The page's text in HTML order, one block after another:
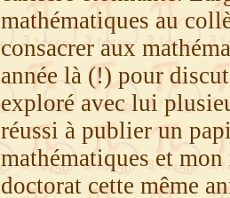
mathématiques au
consacrer aux
année là (!) pour
exploré avec lui
réussi à publier un
mathématiques et
doctorat cette même